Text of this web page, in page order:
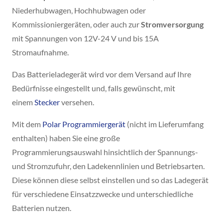
Niederhubwagen, Hochhubwagen oder
Kommissioniergeräten, oder auch zurStromversorgung
mit Spannungen von 12V-24 V und bis 15A
Stromaufnahme.
Das Batterieladegerät wird vor dem Versand auf Ihre
Bedürfnisse eingestellt und, falls gewünscht, mit
einem Steckerversehen.
Mit dem Polar Programmiergerät (nicht im Lieferumfang
enthalten) haben Sie eine große
Programmierungsauswahl hinsichtlich der Spannungs-
und Stromzufuhr, den Ladekennlinien und Betriebsarten.
Diese können diese selbst einstellen und so das Ladegerät
für verschiedene Einsatzzwecke und unterschiedliche
Batterien nutzen.